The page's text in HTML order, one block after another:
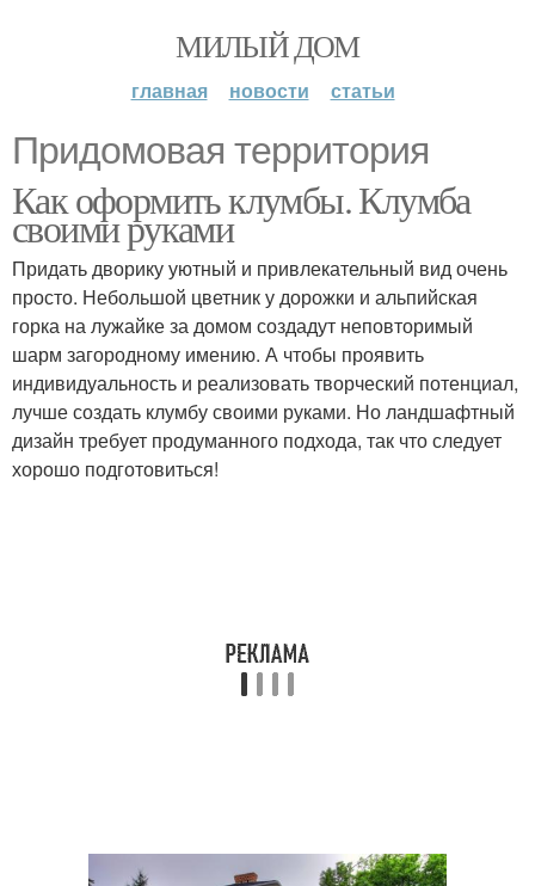
МИЛЫЙ ДОМ
главная новости статьи
Придомовая территория
Как оформить клумбы. Клумба
своими руками
Придать дворику уютный и привлекательный вид очень
просто. Небольшой цветник у дорожки и альпийская
горка на лужайке за домом создадут неповторимый
шарм загородному имению. А чтобы проявить
индивидуальность и реализовать творческий потенциал,
лучше создать клумбу своими руками. Но ландшафтный
дизайн требует продуманного подхода, так что следует
хорошо подготовиться!